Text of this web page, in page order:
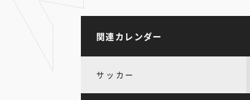
関連カレンダー
サッカー